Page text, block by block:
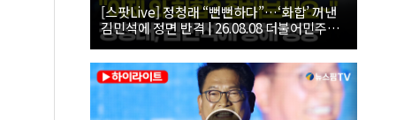
[스팟Live] 정청래 “뻔뻔하다”…‘화합’ 꺼낸
김민석에 정면 반격 | 26.08.08 더불어민주당
당대표·최고위원 후보 제주 합동연설회